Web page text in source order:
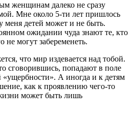
женщинам далеко не сразу
Мне около 5-ти лет пришлось
меня детей может и не быть.
ожидании чуда знают те, кто
не могут забеременеть.
что мир издевается над тобой.
сговорившись, попадают в поле
«ущербности». А иногда и к детям
как к проявлению чего-то
может быть лишь